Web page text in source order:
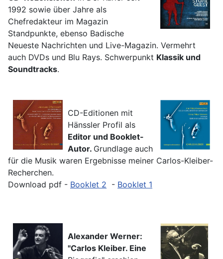
1992 sowie über Jahre als
Chefredakteur im Magazin
Standpunkte, ebenso Badische
Neueste Nachrichten und Live-Magazin. Vermehrt
auch DVDs und Blu Rays. Schwerpunkt Klassik und
Soundtracks.
CD-Editionen mit
Hänssler Profil als
Editor und Booklet-
Autor. Grundlage auch
für die Musik waren Ergebnisse meiner Carlos-Kleiber-
Recherchen.
Download pdf - Booklet 2 - Booklet 1
Alexander Werner:
"Carlos Kleiber. Eine